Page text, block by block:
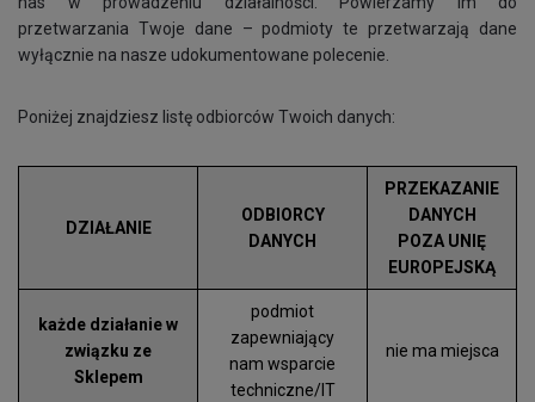
przetwarzania Twoje dane – podmioty te przetwarzają dane
wyłącznie na nasze udokumentowane polecenie.
Poniżej znajdziesz listę odbiorców Twoich danych:
DZIAŁANIE
ODBIORCY
DANYCH
PRZEKAZANIE
DANYCH
POZA UNIĘ
EUROPEJSKĄ
każde działanie w
związku ze
Sklepem
podmiot
zapewniający
nam wsparcie
techniczne/IT
nie ma miejsca